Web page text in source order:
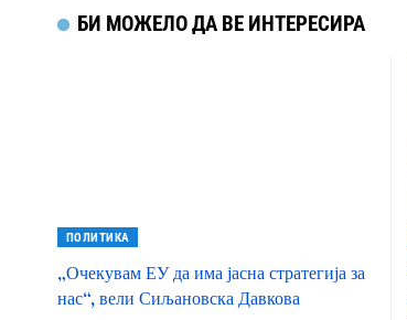
БИ МОЖЕЛО ДА ВЕ ИНТЕРЕСИРА
ПОЛИТИКА
„Очекувам ЕУ да има јасна стратегија за
нас“, вели Сиљановска Давкова